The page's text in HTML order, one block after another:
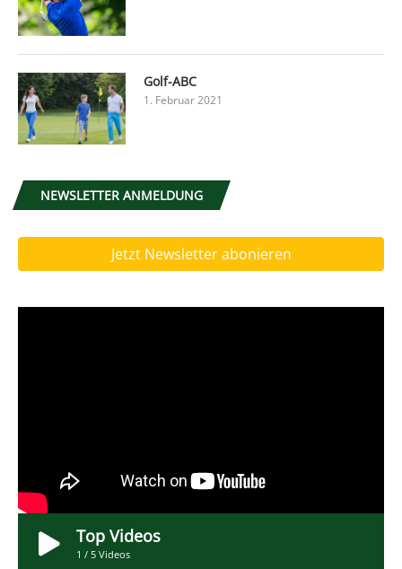
Golf-ABC
1. Februar 2021
NEWSLETTER ANMELDUNG
Jetzt Newsletter abonieren
Top Videos
1 / 5 Videos